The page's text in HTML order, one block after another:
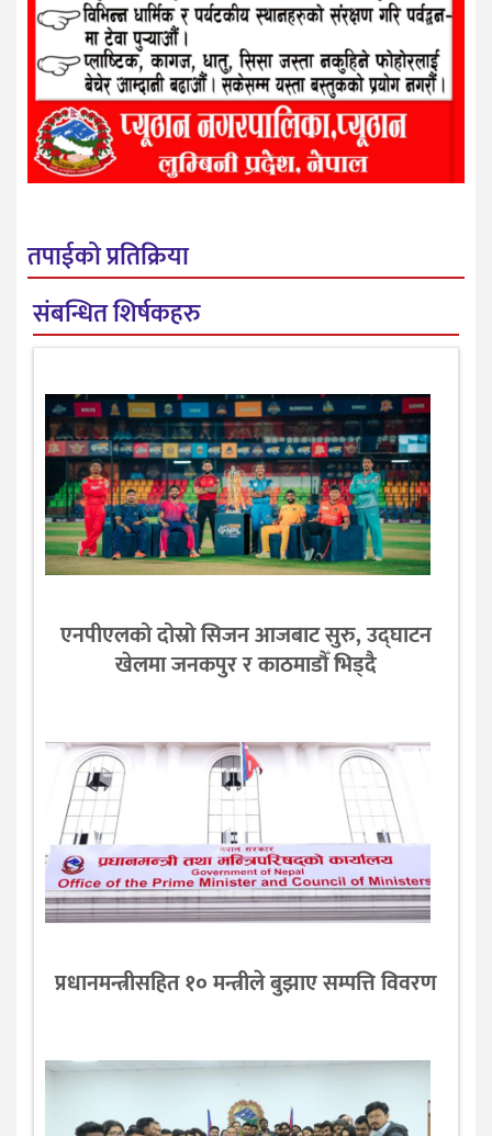
तपाईको प्रतिक्रिया
संबन्धित शिर्षकहरु
एनपीएलको दोस्रो सिजन आजबाट सुरु, उद्घाटन
खेलमा जनकपुर र काठमाडौँ भिड्दै
प्रधानमन्त्रीसहित १० मन्त्रीले बुझाए सम्पत्ति विवरण